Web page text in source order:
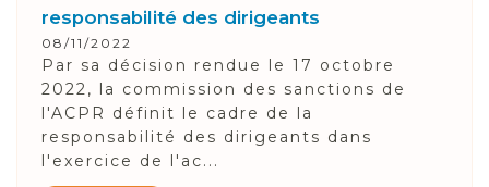
responsabilité des dirigeants
08/11/2022
Par sa décision rendue le 17 octobre
2022, la commission des sanctions de
l'ACPR définit le cadre de la
responsabilité des dirigeants dans
l'exercice de l'ac...